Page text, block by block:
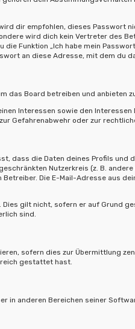
dir empfohlen, dieses Passwort
wird dich kein Vertreter des
Funktion „Ich habe mein
an diese Adresse, mit dem du
das Board betreiben und anbieten zu
Interessen sowie den
Gefahrenabwehr oder zur
dass die Daten deines Profils
Nutzerkreis (z. B.
Die E-Mail-Adresse aus
gilt nicht, sofern er auf Grund
sind.
sofern dies zur Übermittlung
gestattet hast.
in anderen Bereichen seiner